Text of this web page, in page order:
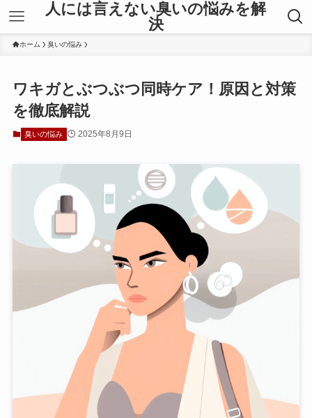
人には言えない臭いの悩みを解
決
ホーム 臭いの悩み
ワキガとぶつぶつ同時ケア！原因と対策
を徹底解説
臭いの悩み 2025年8月9日